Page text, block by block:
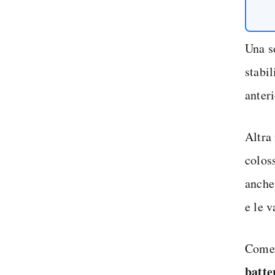
Una
Altra
e le